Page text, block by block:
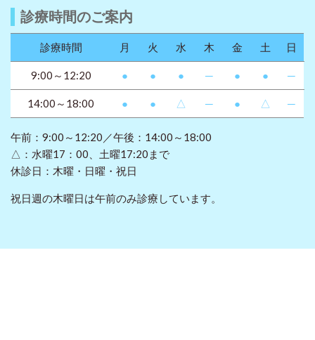
診療時間のご案内
診療時間 月 火 水 木 金 土 日
9:00～12:20 ● ● ● ─ ● ● ─
14:00～18:00 ● ● △ ─ ● △ ─
午前：9:00～12:20／午後：14:00～18:00
△：水曜17：00、土曜17:20まで
休診日：木曜・日曜・祝日
祝日週の木曜日は午前のみ診療しています。